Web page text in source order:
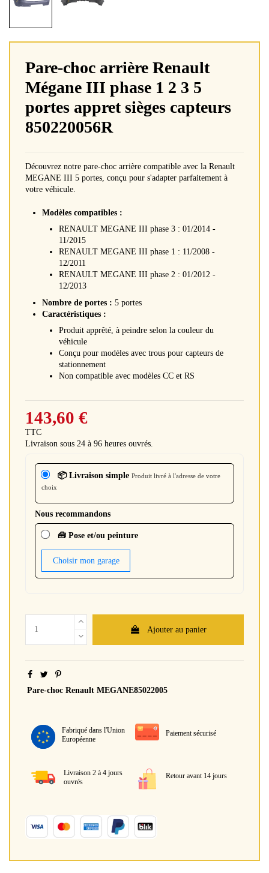
Pare-choc arrière Renault
Mégane III phase 1 2 3 5
portes appret sièges capteurs
850220056R
Découvrez notre pare-choc arrière compatible avec la Renault
MEGANE III 5 portes, conçu pour s'adapter parfaitement à
votre véhicule.
Modèles compatibles :
RENAULT MEGANE III phase 3 : 01/2014 -
11/2015
RENAULT MEGANE III phase 1 : 11/2008 -
12/2011
RENAULT MEGANE III phase 2 : 01/2012 -
12/2013
Nombre de portes : 5 portes
Caractéristiques :
Produit apprêté, à peindre selon la couleur du
véhicule
Conçu pour modèles avec trous pour capteurs de
stationnement
Non compatible avec modèles CC et RS
143,60 €
TTC
Livraison sous 24 à 96 heures ouvrés.
📦 Livraison simple Produit livré à l'adresse de votre
choix
Nous recommandons
🧰 Pose et/ou peinture
Choisir mon garage
Ajouter au panier
Pare-choc Renault MEGANE85022005
Fabriqué dans l'Union
Européenne
Paiement sécurisé
Livraison 2 à 4 jours
ouvrés
Retour avant 14 jours